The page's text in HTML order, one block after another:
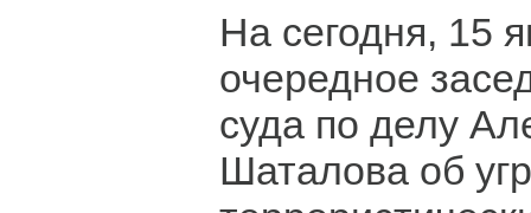
На сегодня, 15
очередное
суда по делу
Шаталова об